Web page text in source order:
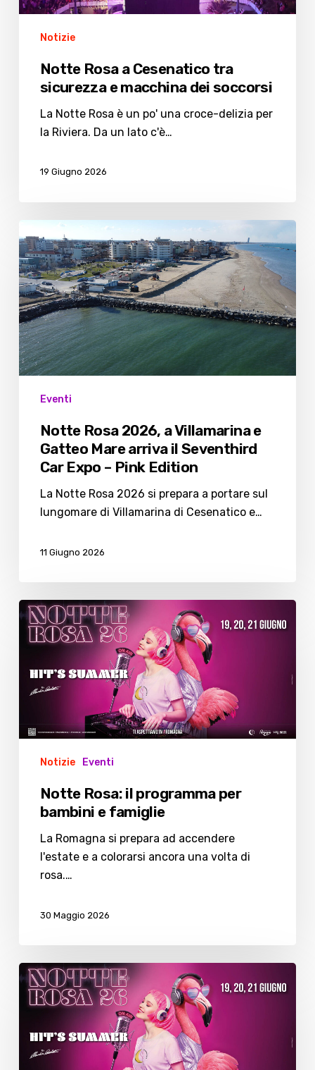
Notizie
Notte Rosa a Cesenatico tra
sicurezza e macchina dei soccorsi
La Notte Rosa è un po' una croce-delizia per
la Riviera. Da un lato c'è…
19 Giugno 2026
Rosa
2026,
a
Villamarina
e
Gatteo
Mare
arriva
Expo
Eventi
Notte Rosa 2026, a Villamarina e
Gatteo Mare arriva il Seventhird
Car Expo – Pink Edition
La Notte Rosa 2026 si prepara a portare sul
lungomare di Villamarina di Cesenatico e…
11 Giugno 2026
Notte
Rosa:
per
bambini
famiglie
Notizie Eventi
Notte Rosa: il programma per
bambini e famiglie
La Romagna si prepara ad accendere
l'estate e a colorarsi ancora una volta di
rosa.…
30 Maggio 2026
Notte
Rosa
2026,
Summer:
tutti